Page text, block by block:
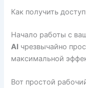
Как получить
Начало работы с
AI чрезвычайно
максимальной
Вот простой